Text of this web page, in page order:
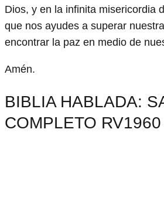
Dios, y en la infinita misericordia
que nos ayudes a superar
encontrar la paz en medio de
Amén.
BIBLIA HABLADA:
COMPLETO RV1960